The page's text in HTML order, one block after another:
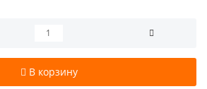
В корзину